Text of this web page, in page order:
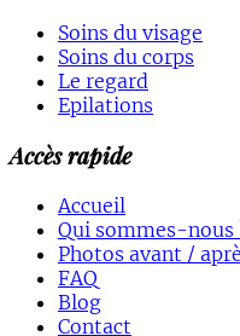
Soins du visage
Soins du corps
Le regard
Epilations
Accès rapide
Accueil
Qui sommes-nous
Photos avant /
FAQ
Blog
Contact